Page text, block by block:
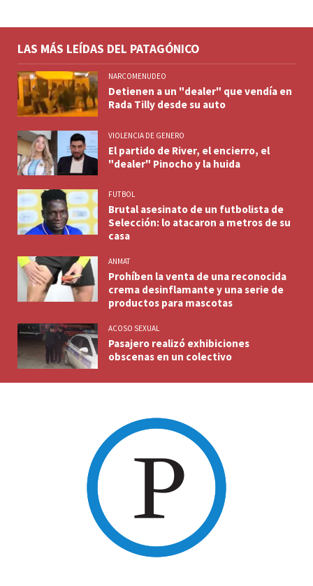
LAS MÁS LEÍDAS DEL PATAGÓNICO
NARCOMENUDEO
Detienen a un "dealer" que vendía en
Rada Tilly desde su auto
VIOLENCIA DE GENERO
El partido de River, el encierro, el
"dealer" Pinocho y la huida
FUTBOL
Brutal asesinato de un futbolista de
Selección: lo atacaron a metros de su
casa
ANMAT
Prohíben la venta de una reconocida
crema desinflamante y una serie de
productos para mascotas
ACOSO SEXUAL
Pasajero realizó exhibiciones
obscenas en un colectivo